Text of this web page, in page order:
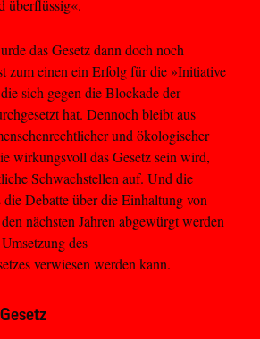
überflüssig«.
das Gesetz dann doch noch
zum einen ein Erfolg für die »Initiative
sich gegen die Blockade der
hat. Dennoch bleibt aus
und ökologischer
wirkungsvoll das Gesetz sein wird,
Schwachstellen auf. Und die
Debatte über die Einhaltung von
nächsten Jahren abgewürgt werden
des
verwiesen werden kann.